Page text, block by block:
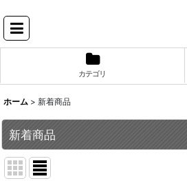
カテゴリ
ホーム > 新着商品
新着商品